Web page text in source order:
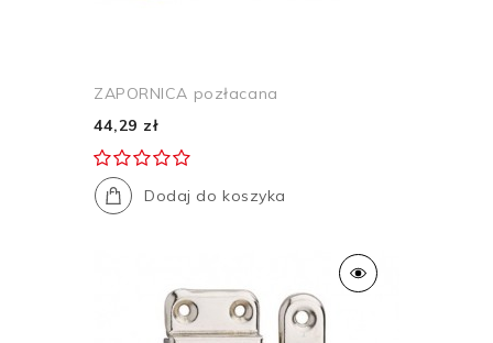
ZAPORNICA pozłacana
44,29 zł
Dodaj do koszyka